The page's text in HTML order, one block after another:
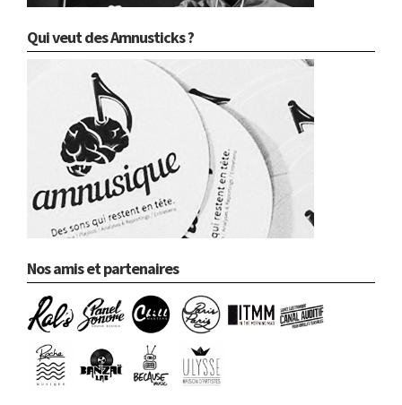
Qui veut des Amnusticks ?
Nos amis et partenaires